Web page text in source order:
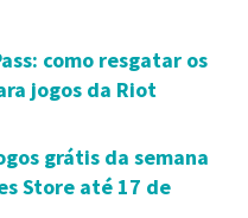
como resgatar os
jogos da Riot
grátis da semana
Store até 17 de